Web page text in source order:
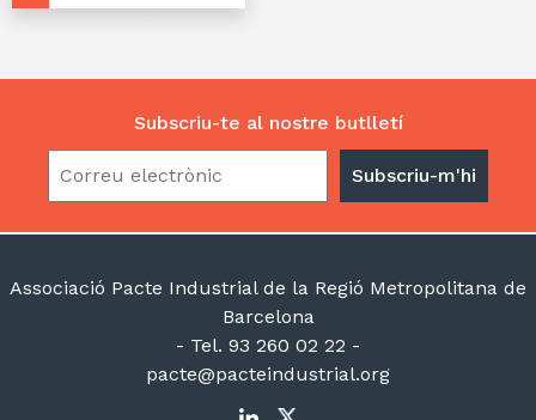
Subscriu-te al nostre butlletí
Associació Pacte Industrial de la Regió Metropolitana de
Barcelona
- Tel. 93 260 02 22 -
pacte@pacteindustrial.org